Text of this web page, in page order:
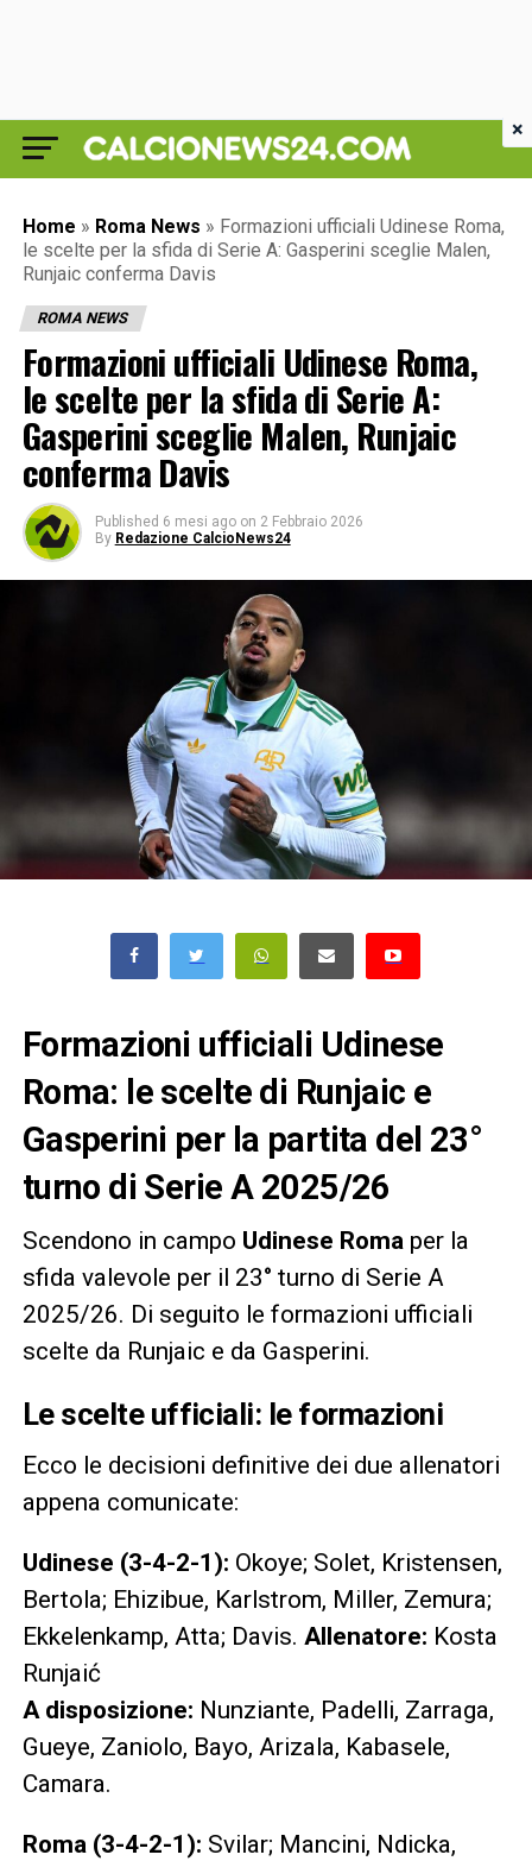
Home » Roma News » Formazioni ufficiali Udinese Roma,
le scelte per la sfida di Serie A: Gasperini sceglie Malen,
Runjaic conferma Davis
ROMA NEWS
Formazioni ufficiali Udinese Roma,
le scelte per la sfida di Serie A:
Gasperini sceglie Malen, Runjaic
conferma Davis
Published 6 mesi ago on 2 Febbraio 2026
By Redazione CalcioNews24
Formazioni ufficiali Udinese
Roma: le scelte di Runjaic e
Gasperini per la partita del 23°
turno di Serie A 2025/26
Scendono in campo Udinese Roma per la
sfida valevole per il 23° turno di Serie A
2025/26. Di seguito le formazioni ufficiali
scelte da Runjaic e da Gasperini.
Le scelte ufficiali: le formazioni
Ecco le decisioni definitive dei due allenatori
appena comunicate:
Udinese (3-4-2-1): Okoye; Solet, Kristensen,
Bertola; Ehizibue, Karlstrom, Miller, Zemura;
Ekkelenkamp, Atta; Davis. Allenatore: Kosta
Runjaić
A disposizione: Nunziante, Padelli, Zarraga,
Gueye, Zaniolo, Bayo, Arizala, Kabasele,
Camara.
Roma (3-4-2-1): Svilar; Mancini, Ndicka,
×